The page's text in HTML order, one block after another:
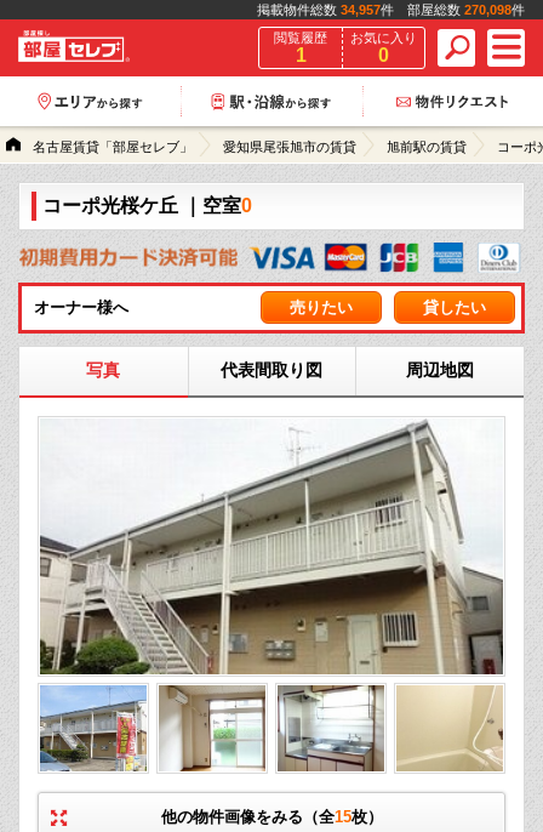
掲載物件総数 34,957件 部屋総数 270,098件
閲覧履歴
1
お気に入り
0
名古屋賃貸「部屋セレブ」 愛知県尾張旭市の賃貸 旭前駅の賃貸 コーポ
コーポ光桜ケ丘 ｜空室0
オーナー様へ 売りたい 貸したい
写真 代表間取り図 周辺地図
他の物件画像をみる（全15枚）